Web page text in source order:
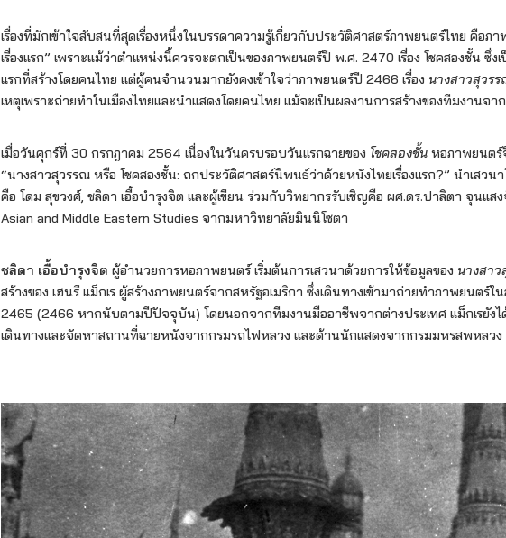
เรื่องที่มักเข้าใจสับสนที่สุดเรื่องหนึ่งในบรรดาความรู้เกี่ยวกับประวัติศาสตร์ภาพยนตร์ไทย คือภา
เรื่องแรก” เพราะแม้ว่าตำแหน่งนี้ควรจะตกเป็นของภาพยนตร์ปี พ.ศ. 2470 เรื่อง โชคสองชั้น ซึ่ง
แรกที่สร้างโดยคนไทย แต่ผู้คนจำนวนมากยังคงเข้าใจว่าภาพยนตร์ปี 2466 เรื่อง นางสาวสุวร
เหตุเพราะถ่ายทำในเมืองไทยและนำแสดงโดยคนไทย แม้จะเป็นผลงานการสร้างของทีมงานจา
เมื่อวันศุกร์ที่ 30 กรกฎาคม 2564 เนื่องในวันครบรอบวันแรกฉายของ โชคสองชั้น หอภาพยนตร์
“นางสาวสุวรรณ หรือ โชคสองชั้น: ถกประวัติศาสตร์นิพนธ์ว่าด้วยหนังไทยเรื่องแรก?” นำเสว
คือ โดม สุขวงศ์, ชลิดา เอื้อบำรุงจิต และผู้เขียน ร่วมกับวิทยากรรับเชิญคือ ผศ.ดร.ปาลิตา จุนแส
Asian and Middle Eastern Studies จากมหาวิทยาลัยมินนิโซตา
ชลิดา เอื้อบำรุงจิต ผู้อำนวยการหอภาพยนตร์ เริ่มต้นการเสวนาด้วยการให้ข้อมูลของ นางสา
สร้างของ เฮนรี แม็กเร ผู้สร้างภาพยนตร์จากสหรัฐอเมริกา ซึ่งเดินทางเข้ามาถ่ายทำภาพยนตร์
2465 (2466 หากนับตามปีปัจจุบัน) โดยนอกจากทีมงานมืออาชีพจากต่างประเทศ แม็กเรยังไ
เดินทางและจัดหาสถานที่ฉายหนังจากกรมรถไฟหลวง และด้านนักแสดงจากกรมมหรสพหลวง